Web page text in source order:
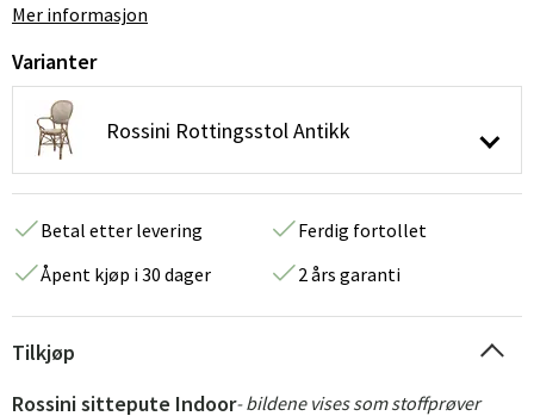
Mer informasjon
Varianter
Rossini Rottingsstol Antikk
Betal etter levering
Ferdig fortollet
Åpent kjøp i 30 dager
2 års garanti
Tilkjøp
Rossini sittepute Indoor- bildene vises som stoffprøver